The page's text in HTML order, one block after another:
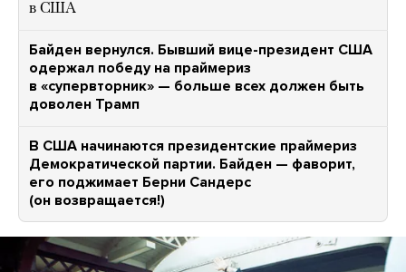
в США
Байден вернулся. Бывший вице-президент США
одержал победу на праймериз
в «супервторник» — больше всех должен быть
доволен Трамп
В США начинаются президентские праймериз
Демократической партии. Байден — фаворит,
его поджимает Берни Сандерс
(он возвращается!)